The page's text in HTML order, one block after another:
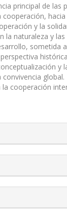
principal de las
y la
naturaleza y
sometida
y
cooperación